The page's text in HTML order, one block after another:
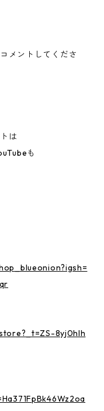
メントしてくださ
は
も
8yj0hlh